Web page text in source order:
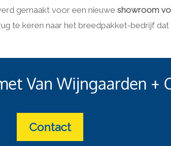
gemaakt voor een nieuwe showroom
te keren naar het breedpakket-bedrijf
Van Wijngaarden +
Contact